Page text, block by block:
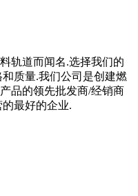
轨道而闻名.选择我们的
质量.我们公司是创建燃
品的领先批发商/经销商
最好的企业.